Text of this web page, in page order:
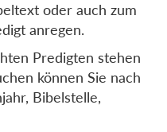
oder auch zum
anregen.
Predigten stehen
können Sie nach
Bibelstelle,